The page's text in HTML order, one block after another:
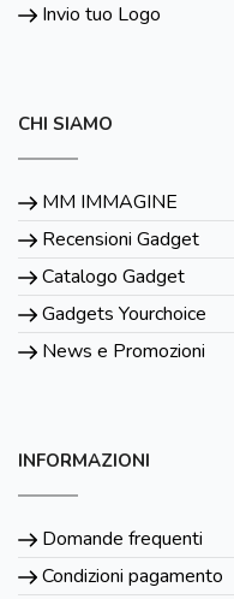
Invio tuo Logo
CHI SIAMO
MM IMMAGINE
Recensioni Gadget
Catalogo Gadget
Gadgets Yourchoice
News e Promozioni
INFORMAZIONI
Domande frequenti
Condizioni pagamento